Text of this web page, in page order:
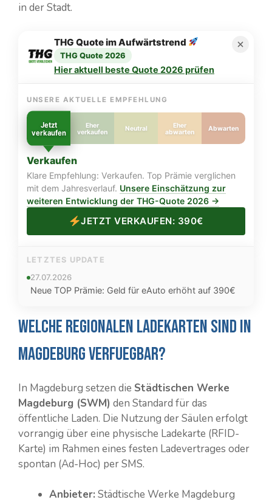
in der Stadt.
THG Quote im Aufwärtstrend
THG Quote 2026
Hier aktuell beste Quote 2026 prüfen
UNSERE AKTUELLE EMPFEHLUNG
Jetzt
verkaufen
Eher
verkaufen
Neutral
Eher
abwarten
Abwarten
Verkaufen
Klare Empfehlung: Verkaufen. Top Prämie verglichen
mit dem Jahresverlauf. Unsere Einschätzung zur
weiteren Entwicklung der THG-Quote 2026 →
JETZT VERKAUFEN: 390€
LETZTES UPDATE
27.07.2026
Neue TOP Prämie: Geld für eAuto erhöht auf 390€
Welche regionalen Ladekarten sind in
Magdeburg verfuegbar?
In Magdeburg setzen die Städtischen Werke
Magdeburg (SWM) den Standard für das
öffentliche Laden. Die Nutzung der Säulen erfolgt
vorrangig über eine physische Ladekarte (RFID-
Karte) im Rahmen eines festen Ladevertrages oder
spontan (Ad-Hoc) per SMS.
Anbieter: Städtische Werke Magdeburg